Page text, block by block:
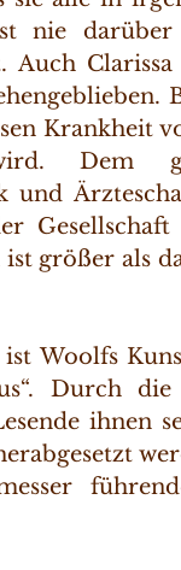
nie darüber
Auch
Krankheit
Dem
und
größer als
ist Woolfs
Durch die
ihnen